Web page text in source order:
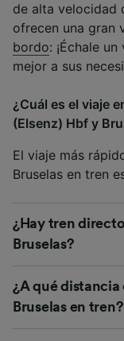
de alta velocidad
ofrecen una gran
bordo: ¡Échale
mejor a sus
¿Cuál es el viaje
(Elsenz) Hbf y
El viaje más
Bruselas en tren
¿Hay tren
Bruselas?
¿A qué distancia
Bruselas en tren?